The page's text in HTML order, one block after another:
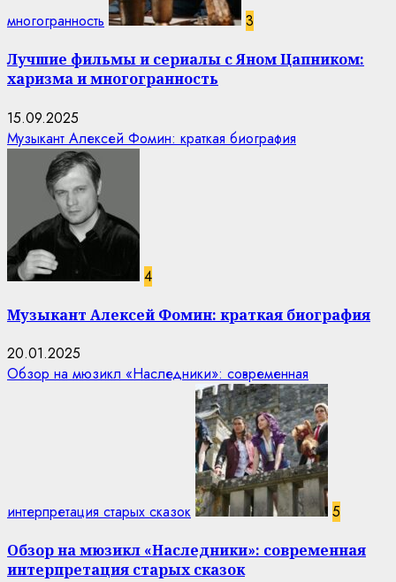
многогранность 3
Лучшие фильмы и сериалы с Яном Цапником:
харизма и многогранность
15.09.2025
Музыкант Алексей Фомин: краткая биография
4
Музыкант Алексей Фомин: краткая биография
20.01.2025
Обзор на мюзикл «Наследники»: современная
интерпретация старых сказок 5
Обзор на мюзикл «Наследники»: современная
интерпретация старых сказок